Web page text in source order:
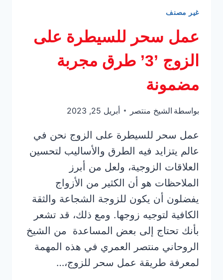
غير مصنف
عمل سحر للسيطرة على
الزوج ’3’ طرق مجربة
مضمونة
بواسطة الشيخ منتصر أبريل 25, 2023
عمل سحر للسيطرة على الزوج نحن في
عالم يتزايد فيه الطرق والأساليب لتحسين
العلاقات الزوجية، ولعل من أبرز
الملاحظات هو أن الكثير من الأزواج
يفضلون أن يكون للزوجة الشجاعة والثقة
الكافية لتوجيه زوجها. ومع ذلك، قد تشعر
بأنك تحتاج إلى بعض المساعدة من الشيخ
الروحاني منتصر العمري في هذه المهمة
لمعرفة طريقة عمل سحر للزوج،…